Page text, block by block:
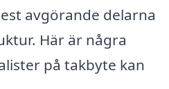
avgörande delarna
Här är några
på takbyte kan